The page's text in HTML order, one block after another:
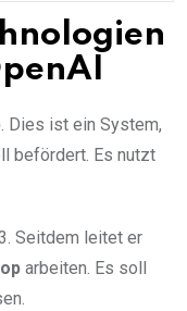
. Dies ist ein System,
befördert. Es nutzt
Seitdem leitet er
arbeiten. Es soll